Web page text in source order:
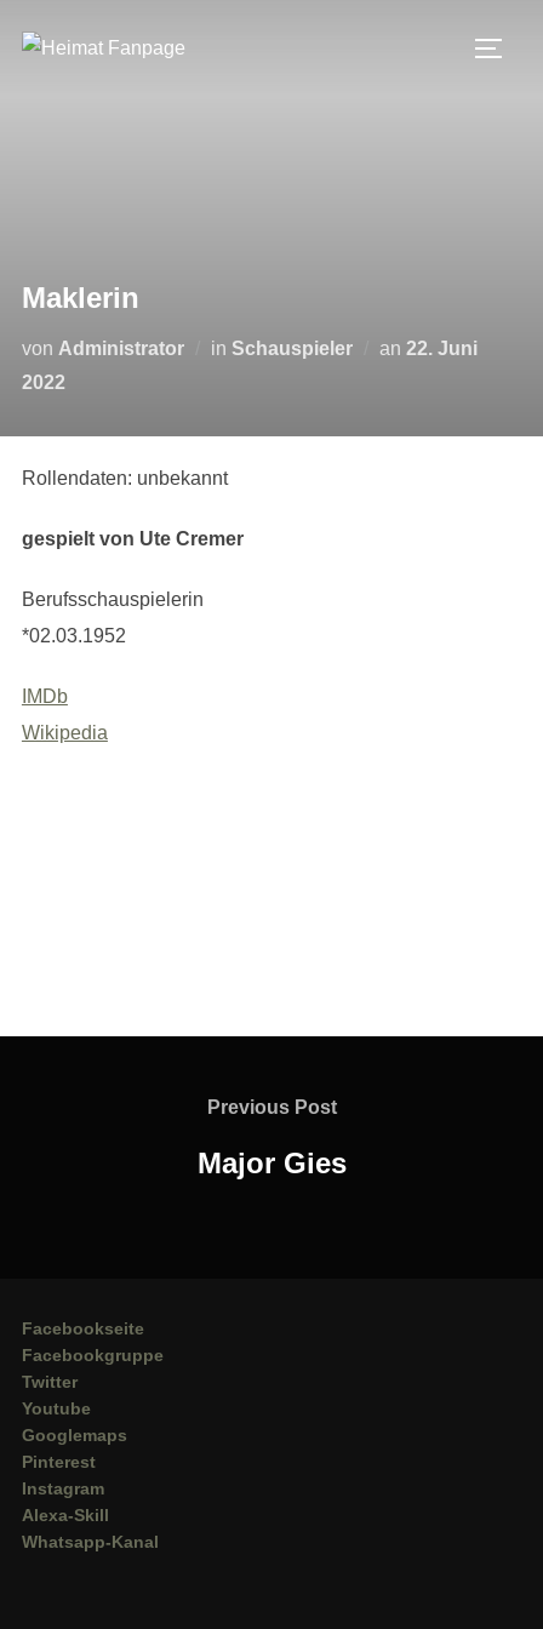
Inhalt
Maklerin
von Administrator in Schauspieler an Veröffentlicht
22. Juni
2022
Rollendaten: unbekannt
gespielt von Ute Cremer
Berufsschauspielerin
*02.03.1952
IMDb
Wikipedia
Previous
Previous Post
Major Gies
Facebookseite
Facebookgruppe
Twitter
Youtube
Googlemaps
Pinterest
Instagram
Alexa-Skill
Whatsapp-Kanal